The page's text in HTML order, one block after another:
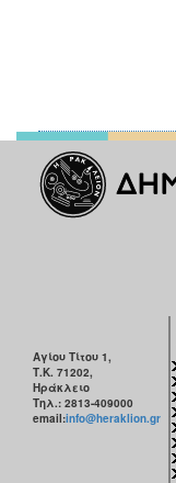
Αγίου Τίτου 1,
Τ.Κ. 71202,
Ηράκλειο
Τηλ.: 2813-409000
email:info@heraklion.gr